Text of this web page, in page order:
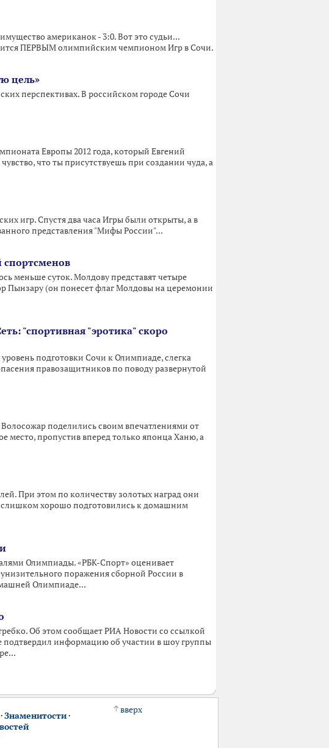
американок - 3:0. Вот это судьи...
ПЕРВЫМ олимпийским чемпионом Игр в Сочи.
цель»
перспективах. В российском городе Сочи
Европы 2012 года, который Евгений
что ты присутствуешь при создании чуда, а
игр. Спустя два часа Игры были открыты, а в
представления "Мифы России"...
спортсменов
меньше суток. Молдову представят четыре
Пынзару (он понесет флаг Молдовы на церемонии
"спортивная "эротика" скоро
подготовки Сочи к Олимпиаде, слегка
правозащитников по поводу развернутой
поделились своим впечатлениями от
пропустив вперед только японца Ханю, а
При этом по количеству золотых наград они
слишком хорошо подготовились к домашним
Олимпиады. «РБК-Спорт» оценивает
поражения сборной России в
Олимпиаде...
Об этом сообщает РИА Новости со ссылкой
подтвердил информацию об участии в шоу группы
·Знаменитости·
вверх